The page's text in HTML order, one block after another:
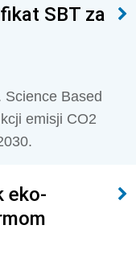
SBT za
Science Based
emisji CO2
eko-